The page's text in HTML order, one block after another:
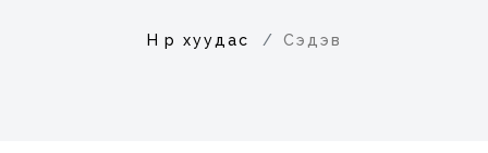
Нүүр хуудас Сэдэв